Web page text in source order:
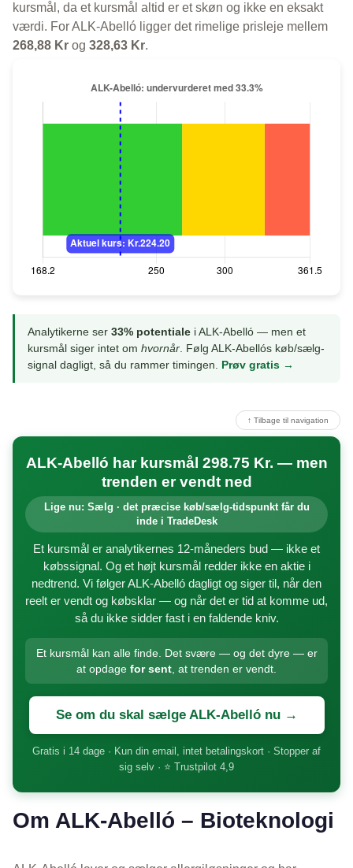
kursmål, da et kursmål altid er et skøn og ikke en eksakt
værdi. For ALK-Abelló ligger det rimelige prisleje mellem
268,88 Kr og 328,63 Kr.
Analytikerne ser 33% potentiale i ALK-Abelló — men et
kursmål siger intet om hvornår. Følg ALK-Abellós køb/sælg-
signal dagligt, så du rammer timingen. Prøv gratis →
↑ Tilbage til navigation
ALK-Abelló har kursmål 298.75 Kr. — men
trenden er vendt ned
Lige nu: Sælg · det præcise køb/sælg-tidspunkt får du
inde i TradeDesk
Et kursmål er analytikernes 12-måneders bud — ikke et
købssignal. Og et højt kursmål redder ikke en aktie i
nedtrend. Vi følger ALK-Abelló dagligt og siger til, når den
reelt er vendt og købsklar — og når det er tid at komme ud,
så du ikke sidder fast i en faldende kniv.
Et kursmål kan alle finde. Det svære — og det dyre — er
at opdage for sent, at trenden er vendt.
Se om du skal sælge ALK-Abelló nu →
Gratis i 14 dage · Kun din email, intet betalingskort · Stopper af
sig selv · ⭐ Trustpilot 4,9
Om ALK-Abelló – Bioteknologi